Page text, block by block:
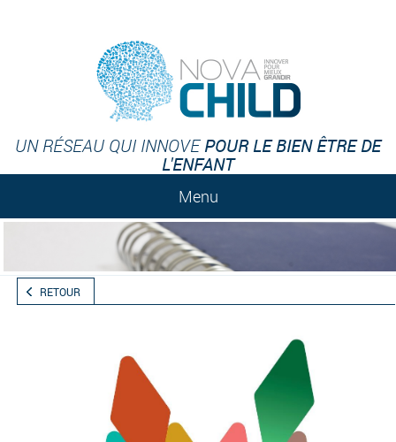
UN RÉSEAU QUI INNOVEPOUR LE BIEN ÊTRE DE
L'ENFANT
Menu
RETOUR